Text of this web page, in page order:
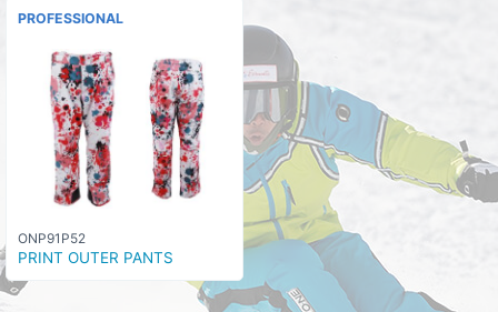
PROFESSIONAL
ONP91P52
PRINT OUTER PANTS